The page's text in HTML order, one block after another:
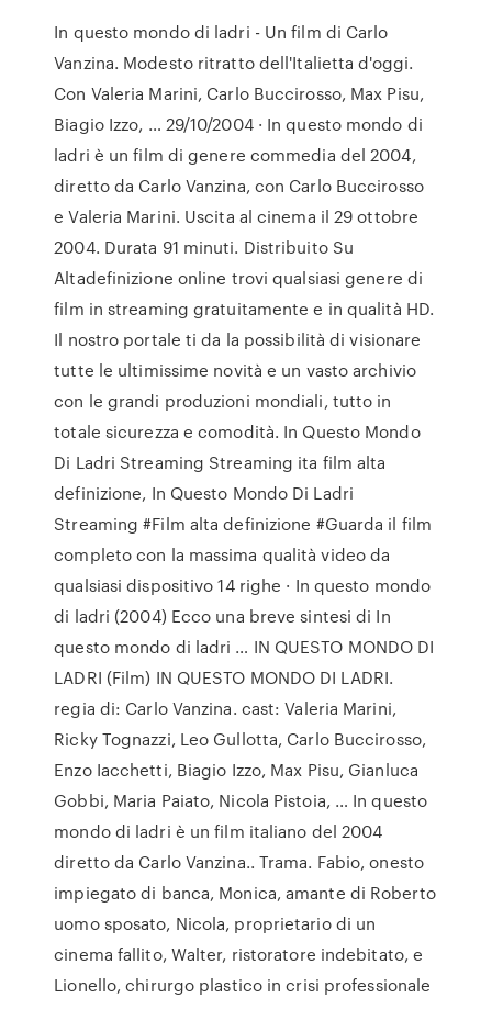
In questo mondo di ladri - Un film di Carlo
Vanzina. Modesto ritratto dell'Italietta d'oggi.
Con Valeria Marini, Carlo Buccirosso, Max Pisu,
Biagio Izzo, … 29/10/2004 · In questo mondo di
ladri è un film di genere commedia del 2004,
diretto da Carlo Vanzina, con Carlo Buccirosso
e Valeria Marini. Uscita al cinema il 29 ottobre
2004. Durata 91 minuti. Distribuito Su
Altadefinizione online trovi qualsiasi genere di
film in streaming gratuitamente e in qualità HD.
Il nostro portale ti da la possibilità di visionare
tutte le ultimissime novità e un vasto archivio
con le grandi produzioni mondiali, tutto in
totale sicurezza e comodità. In Questo Mondo
Di Ladri Streaming Streaming ita film alta
definizione, In Questo Mondo Di Ladri
Streaming #Film alta definizione #Guarda il film
completo con la massima qualità video da
qualsiasi dispositivo 14 righe · In questo mondo
di ladri (2004) Ecco una breve sintesi di In
questo mondo di ladri … IN QUESTO MONDO DI
LADRI (Film) IN QUESTO MONDO DI LADRI.
regia di: Carlo Vanzina. cast: Valeria Marini,
Ricky Tognazzi, Leo Gullotta, Carlo Buccirosso,
Enzo Iacchetti, Biagio Izzo, Max Pisu, Gianluca
Gobbi, Maria Paiato, Nicola Pistoia, … In questo
mondo di ladri è un film italiano del 2004
diretto da Carlo Vanzina.. Trama. Fabio, onesto
impiegato di banca, Monica, amante di Roberto
uomo sposato, Nicola, proprietario di un
cinema fallito, Walter, ristoratore indebitato, e
Lionello, chirurgo plastico in crisi professionale